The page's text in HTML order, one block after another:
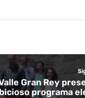
Gran Rey
programa